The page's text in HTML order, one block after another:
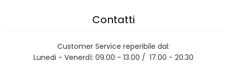
Contatti
Customer Service reperibile dal:
Lunedi - Venerdì: 09.00 - 13.00 / 17.00 - 20.30